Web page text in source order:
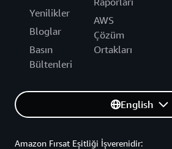
Yenilikler
Bloglar
Basın
Bültenleri
AWS
Çözüm
Ortakları
English
Amazon Fırsat Eşitliği İşverenidir: